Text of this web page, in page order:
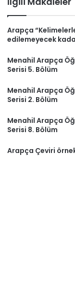
Arapça
edilemeyecek
Menahil Arapça
Serisi 5. Bölüm
Menahil Arapça
Serisi 2. Bölüm
Menahil Arapça
Serisi 8. Bölüm
Arapça Çeviri